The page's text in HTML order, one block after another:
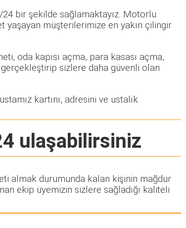
bir şekilde sağlamaktayız. Motorlu
yaşayan müşterilerimize en yakın çilingir
oda kapısı açma, para kasası açma,
sizlere daha güvenli olan
kartını, adresini ve ustalık
ulaşabilirsiniz
almak durumunda kalan kişinin mağdur
ekip üyemizin sizlere sağladığı kaliteli